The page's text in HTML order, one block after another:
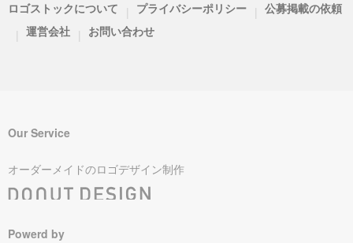
ロゴストックについて | プライバシーポリシー | 公募掲載の依頼
| 運営会社 | お問い合わせ
Our Service
オーダーメイドのロゴデザイン制作
Powerd by